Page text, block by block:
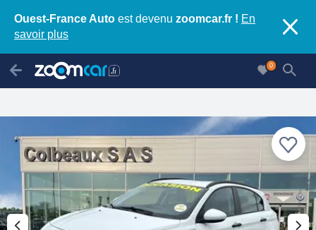
Ouest-France Auto est devenu zoomcar.fr ! En
savoir plus
0